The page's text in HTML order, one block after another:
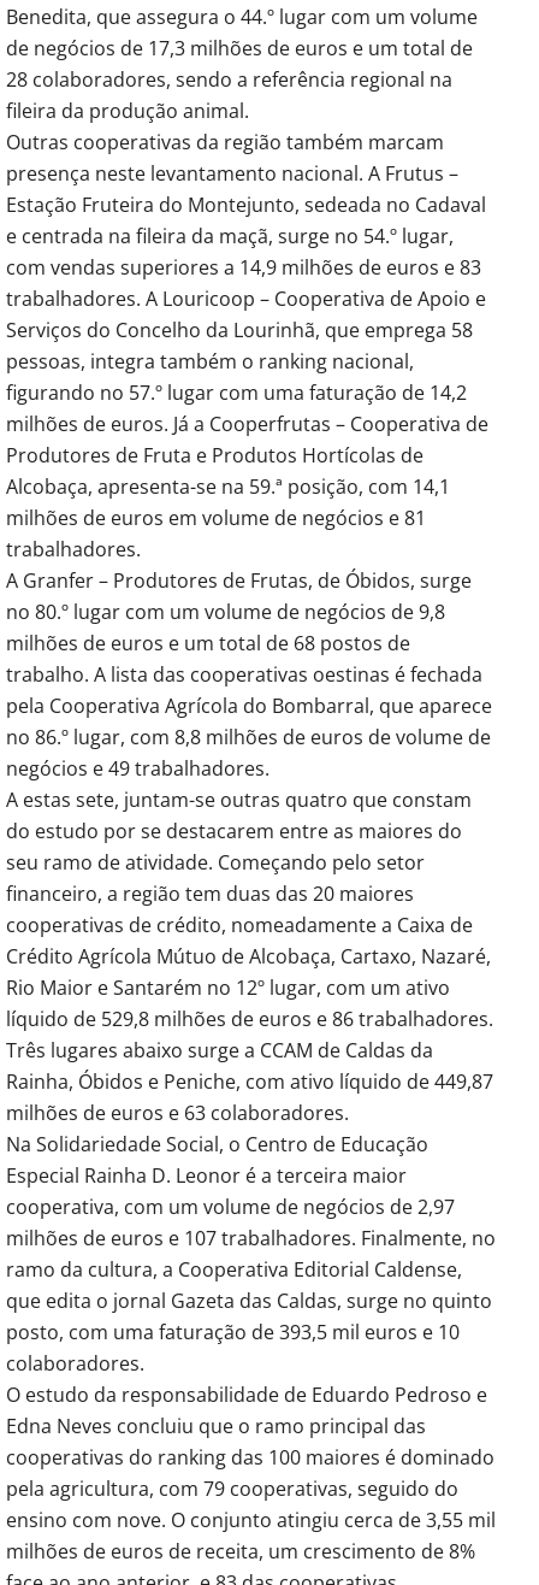
Benedita, que assegura o 44.º lugar com um volume
de negócios de 17,3 milhões de euros e um total de
28 colaboradores, sendo a referência regional na
fileira da produção animal.
Outras cooperativas da região também marcam
presença neste levantamento nacional. A Frutus –
Estação Fruteira do Montejunto, sedeada no Cadaval
e centrada na fileira da maçã, surge no 54.º lugar,
com vendas superiores a 14,9 milhões de euros e 83
trabalhadores. A Louricoop – Cooperativa de Apoio e
Serviços do Concelho da Lourinhã, que emprega 58
pessoas, integra também o ranking nacional,
figurando no 57.º lugar com uma faturação de 14,2
milhões de euros. Já a Cooperfrutas – Cooperativa de
Produtores de Fruta e Produtos Hortícolas de
Alcobaça, apresenta-se na 59.ª posição, com 14,1
milhões de euros em volume de negócios e 81
trabalhadores.
A Granfer – Produtores de Frutas, de Óbidos, surge
no 80.º lugar com um volume de negócios de 9,8
milhões de euros e um total de 68 postos de
trabalho. A lista das cooperativas oestinas é fechada
pela Cooperativa Agrícola do Bombarral, que aparece
no 86.º lugar, com 8,8 milhões de euros de volume de
negócios e 49 trabalhadores.
A estas sete, juntam-se outras quatro que constam
do estudo por se destacarem entre as maiores do
seu ramo de atividade. Começando pelo setor
financeiro, a região tem duas das 20 maiores
cooperativas de crédito, nomeadamente a Caixa de
Crédito Agrícola Mútuo de Alcobaça, Cartaxo, Nazaré,
Rio Maior e Santarém no 12º lugar, com um ativo
líquido de 529,8 milhões de euros e 86 trabalhadores.
Três lugares abaixo surge a CCAM de Caldas da
Rainha, Óbidos e Peniche, com ativo líquido de 449,87
milhões de euros e 63 colaboradores.
Na Solidariedade Social, o Centro de Educação
Especial Rainha D. Leonor é a terceira maior
cooperativa, com um volume de negócios de 2,97
milhões de euros e 107 trabalhadores. Finalmente, no
ramo da cultura, a Cooperativa Editorial Caldense,
que edita o jornal Gazeta das Caldas, surge no quinto
posto, com uma faturação de 393,5 mil euros e 10
colaboradores.
O estudo da responsabilidade de Eduardo Pedroso e
Edna Neves concluiu que o ramo principal das
cooperativas do ranking das 100 maiores é dominado
pela agricultura, com 79 cooperativas, seguido do
ensino com nove. O conjunto atingiu cerca de 3,55 mil
milhões de euros de receita, um crescimento de 8%